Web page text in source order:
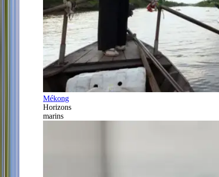
Mékong
Horizons
marins